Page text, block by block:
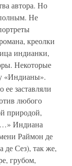
автора. Но
Не
креолки
индианки,
Некоторые
«Индианы».
заставляли
любого
природой,
Индиана
Раймон де
де Сез), так же,
грубом,